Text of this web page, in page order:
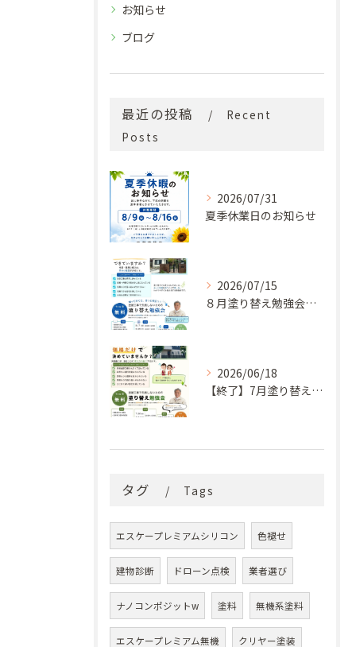
お知らせ
ブログ
最近の投稿
Recent
Posts
2026/07/31
夏季休業日のお知らせ
2026/07/15
８月塗り替え勉強会開催のお知らせ
2026/06/18
【終了】7月塗り替え勉強会のお知らせ
タグ Tags
エスケープレミアムシリコン 色褪せ
建物診断 ドローン点検 業者選び
ナノコンポジットw 塗料 無機系塗料
エスケープレミアム無機 クリヤー塗装